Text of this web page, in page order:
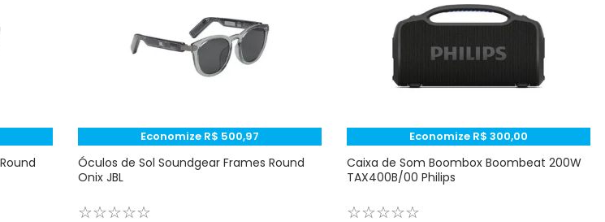
Economize R$ 500,97
Óculos de Sol Soundgear Frames Round
Onix JBL
☆☆☆☆☆
Economize R$ 300,00
Caixa de Som Boombox Boombeat 200W
TAX400B/00 Philips
☆☆☆☆☆